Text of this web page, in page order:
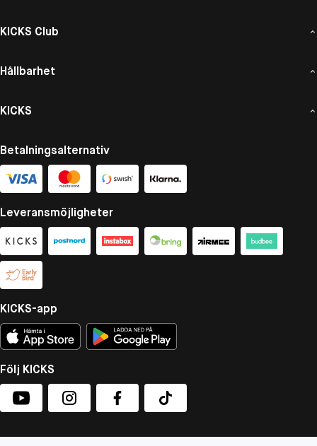
KICKS Club
Hållbarhet
KICKS
Betalningsalternativ
Leveransmöjligheter
KICKS-app
Följ KICKS